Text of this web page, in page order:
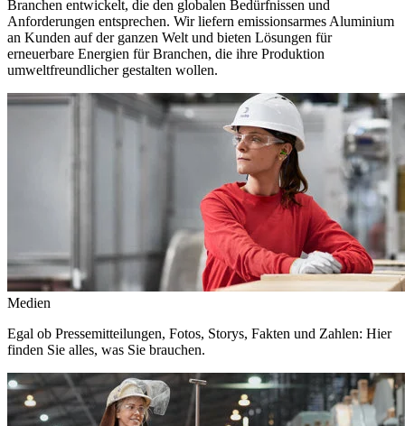
Branchen entwickelt, die den globalen Bedürfnissen und
Anforderungen entsprechen. Wir liefern emissionsarmes Aluminium
an Kunden auf der ganzen Welt und bieten Lösungen für
erneuerbare Energien für Branchen, die ihre Produktion
umweltfreundlicher gestalten wollen.
Medien
Egal ob Pressemitteilungen, Fotos, Storys, Fakten und Zahlen: Hier
finden Sie alles, was Sie brauchen.